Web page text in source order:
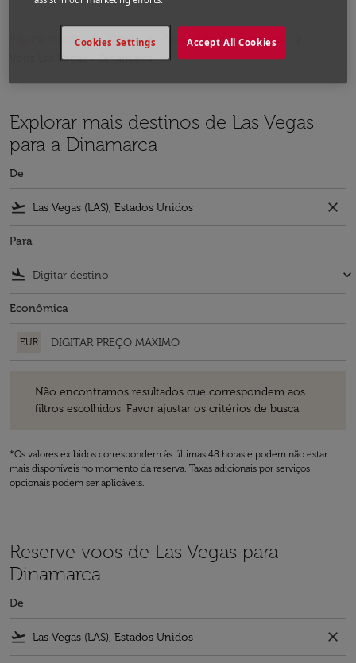
Página inicial Voos
Voos para a Dinamarca
Voos Las Vegas - Dinamarca
Explorar mais destinos de Las Vegas
para a Dinamarca
De
flight_takeoff close
Para
flight_land keyboard_arrow_down
Econômica
EUR
Não encontramos resultados que correspondem aos
filtros escolhidos. Favor ajustar os critérios de busca.
*Os valores exibidos correspondem às últimas 48 horas e podem não estar
mais disponíveis no momento da reserva. Taxas adicionais por serviços
opcionais podem ser aplicáveis.
Reserve voos de Las Vegas para
Dinamarca
De
flight_takeoff close
Accept All Cookies
Cookies Settings